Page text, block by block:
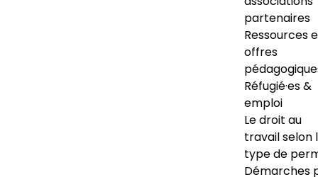
partenaires
Ressources
offres
Réfugié·es &
emploi
Le droit au
travail selon
type de
Démarches